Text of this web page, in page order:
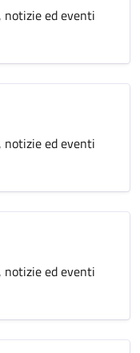
ed eventi
ed eventi
ed eventi